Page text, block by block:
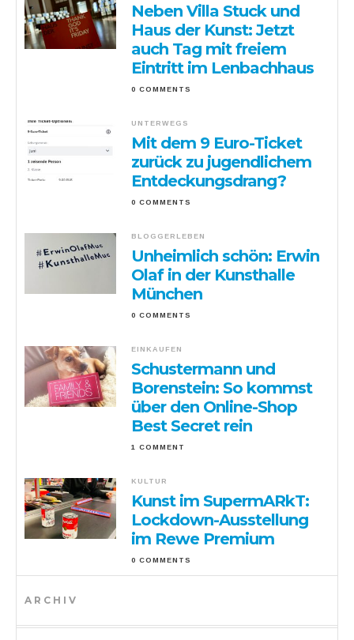
Neben Villa Stuck und
Haus der Kunst: Jetzt
auch Tag mit freiem
Eintritt im Lenbachhaus
0 COMMENTS
UNTERWEGS
Mit dem 9 Euro-Ticket
zurück zu jugendlichem
Entdeckungsdrang?
0 COMMENTS
BLOGGERLEBEN
Unheimlich schön: Erwin
Olaf in der Kunsthalle
München
0 COMMENTS
EINKAUFEN
Schustermann und
Borenstein: So kommst
über den Online-Shop
Best Secret rein
1 COMMENT
KULTUR
Kunst im SupermARkT:
Lockdown-Ausstellung
im Rewe Premium
0 COMMENTS
ARCHIV